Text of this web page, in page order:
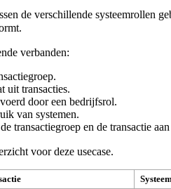
de verschillende systeemrollen
verbanden:
uit transacties.
door een bedrijfsrol.
van systemen.
transactiegroep en de transactie
voor deze usecase.